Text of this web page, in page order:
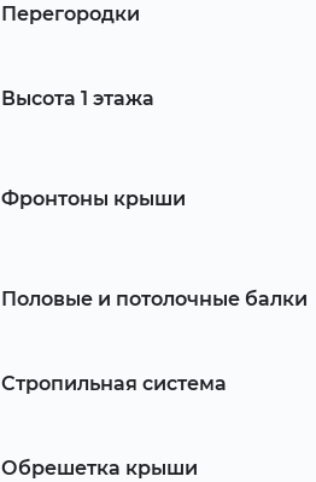
Перегородки
Высота 1 этажа
Фронтоны крыши
Половые и потолочные балки
Стропильная система
Обрешетка крыши